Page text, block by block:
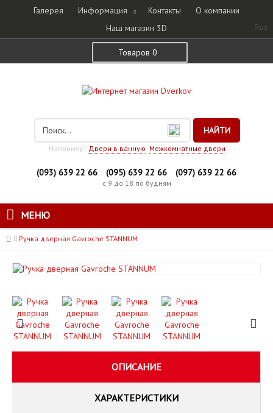
Галерея Информация Контакты
О компании
Наш магазин 3D
Rus
Товаров 0
НАЙТИ
Например: Двери в ванную Межкомнатные двери
(093) 639 22 66 (095) 639 22 66 (097) 639 22 66
с 9 до 18 по будням
МЕНЮ
Ручка дверная Gavroche STANNUМ
ОПИСАНИЕ
ХАРАКТЕРИСТИКИ